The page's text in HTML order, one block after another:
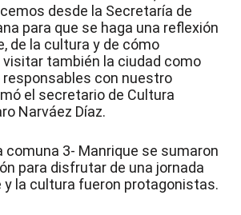
desde la Secretaría de
para que se haga una reflexión
de la cultura y de cómo
visitar también la ciudad como
con nuestro
el secretario de Cultura
Narváez Díaz.
comuna 3- Manrique se sumaron
para disfrutar de una jornada
y la cultura fueron protagonistas.